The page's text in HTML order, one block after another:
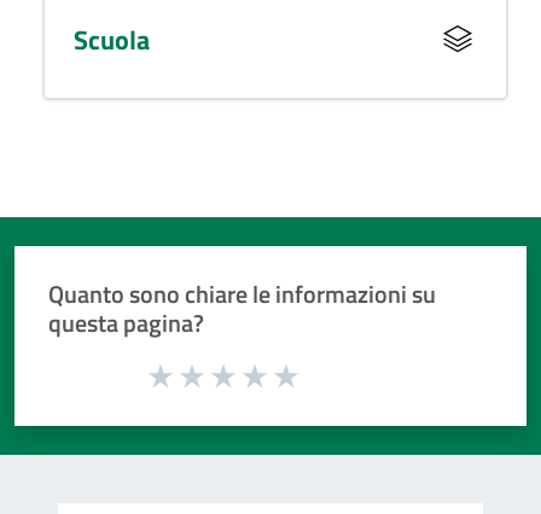
Scuola
Quanto sono chiare le informazioni su
questa pagina?
Valuta da 1 a 5 stelle la pagina